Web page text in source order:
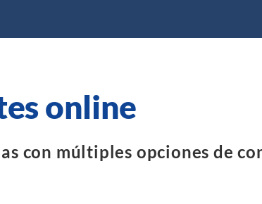
online
con múltiples opciones de